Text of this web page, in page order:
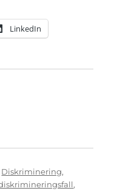
LinkedIn
Diskriminering,
,